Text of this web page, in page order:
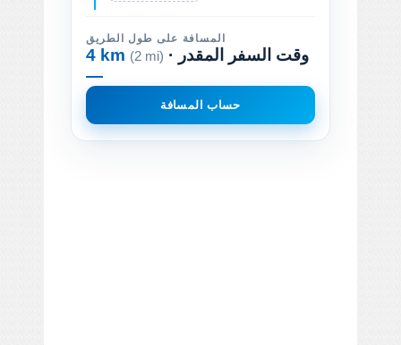
المسافة على طول الطريق
4 km (2 mi)
· وقت السفر المقدر
—
حساب المسافة